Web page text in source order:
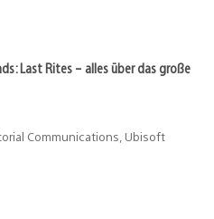
Last Rites – alles über das große
Communications, Ubisoft